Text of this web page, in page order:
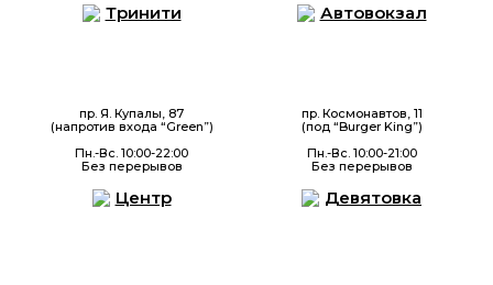
Тринити
пр. Я. Купалы, 87
(напротив входа “Green”)
Пн.-Вс. 10:00-22:00
Без перерывов
Автовокзал
пр. Космонавтов, 11
(под “Burger King”)
Пн.-Вс. 10:00-21:00
Без перерывов
Центр Девятовка